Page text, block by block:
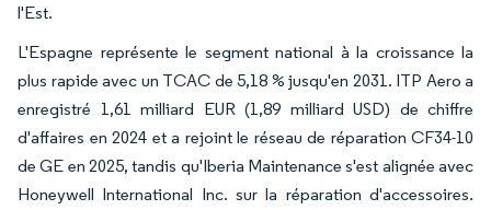
l'Est.
L'Espagne représente le segment national à la croissance la
plus rapide avec un TCAC de 5,18 % jusqu'en 2031. ITP Aero a
enregistré 1,61 milliard EUR (1,89 milliard USD) de chiffre
d'affaires en 2024 et a rejoint le réseau de réparation CF34-10
de GE en 2025, tandis qu'Iberia Maintenance s'est alignée avec
Honeywell International Inc. sur la réparation d'accessoires.